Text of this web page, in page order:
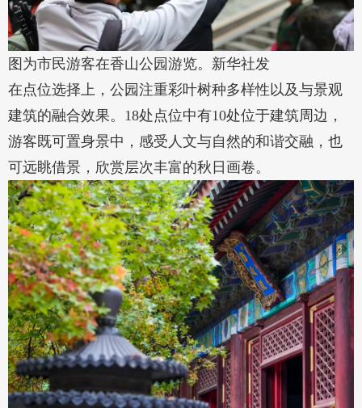
图为市民游客在香山公园游览。新华社发
在点位选择上，公园注重彩叶树种多样性以及与景观
建筑的融合效果。18处点位中有10处位于建筑周边，
游客既可置身景中，感受人文与自然的和谐交融，也
可远眺借景，欣赏层次丰富的秋日画卷。